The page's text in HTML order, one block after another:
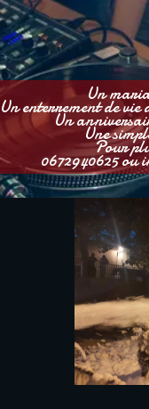
Un
Un enterrement de vie
Un
Une
Pour
0672940625